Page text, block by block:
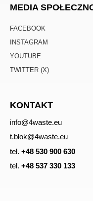
MEDIA
FACEBOOK
INSTAGRAM
YOUTUBE
TWITTER (X)
KONTAKT
info@4waste.eu
t.blok@4waste.eu
tel. +48 530 900 630
tel. +48 537 330 133